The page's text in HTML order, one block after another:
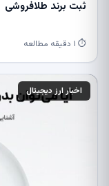
ثبت برند طلافروشی
⏱ ۱ دقیقه مطالعه
اخبار ارز دیجیتال